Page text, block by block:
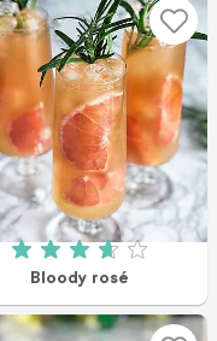
Betyg: 3.7 av 5
Bloody rosé